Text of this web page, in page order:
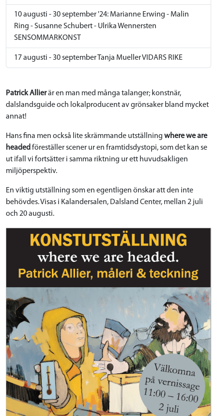
10 augusti - 30 september '24: Marianne Erwing - Malin
Ring - Susanne Schubert - Ulrika Wennersten
SENSOMMARKONST
17 augusti - 30 september Tanja Mueller VIDARS RIKE
Patrick Allierär en man med många talanger; konstnär,
dalslandsguide och lokalproducent av grönsaker bland mycket
annat!
Hans fina men också lite skrämmande utställning where we are
headed föreställer scener ur en framtidsdystopi, som det kan se
ut ifall vi fortsätter i samma riktning ur ett huvudsakligen
miljöperspektiv.
En viktig utställning som en egentligen önskar att den inte
behövdes. Visas i Kalandersalen, Dalsland Center, mellan 2 juli
och 20 augusti.